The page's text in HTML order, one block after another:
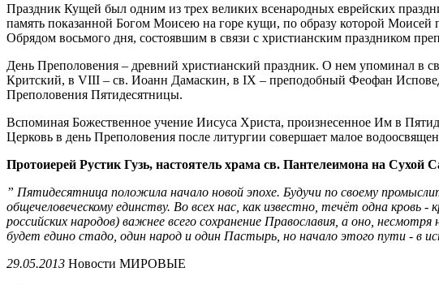
Праздник Кущей был одним из трех великих всенародных еврейских
память показанной Богом Моисею на горе кущи, по образу которой
Обрядом восьмого дня, состоявшим в связи с христианским праздником
День Преполовения – древний христианский праздник. О нем упоминал в
Критский, в VIII – св. Иоанн Дамаскин, в IX – преподобный Феофан
Преполовения Пятидесятницы.
Вспоминая Божественное учение Иисуса Христа, произнесенное Им в
Церковь в день Преполовения после литургии совершает малое
Протоиерей Рустик Гузь, настоятель храма св. Пантелеимона на Сухой
” Пятидесятница положила начало новой эпохе. Будучи по своему
общечеловеческому единству. Во всех нас, как известно, течёт одна
российских народов) важнее всего сохранение Православия, а оно,
будет едино стадо, один народ и один Пастырь, но начало этого пути - в
29.05.2013 Новости МИРОВЫЕ